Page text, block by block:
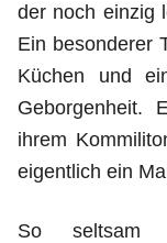
der noch einzig
Ein besonderer
Küchen und
Geborgenheit.
ihrem
eigentlich ein
So seltsam